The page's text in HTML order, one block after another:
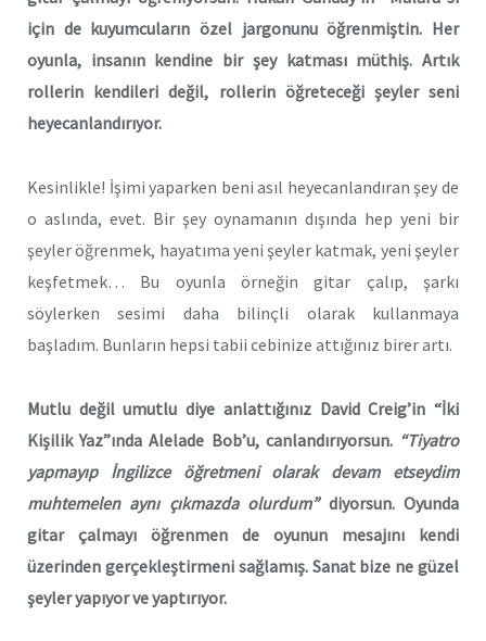
için de kuyumcuların özel jargonunu öğrenmiştin. Her
oyunla, insanın kendine bir şey katması müthiş. Artık
rollerin kendileri değil, rollerin öğreteceği şeyler seni
heyecanlandırıyor.
Kesinlikle! İşimi yaparken beni asıl heyecanlandıran şey de
o aslında, evet. Bir şey oynamanın dışında hep yeni bir
şeyler öğrenmek, hayatıma yeni şeyler katmak, yeni şeyler
keşfetmek… Bu oyunla örneğin gitar çalıp, şarkı
söylerken sesimi daha bilinçli olarak kullanmaya
başladım. Bunların hepsi tabii cebinize attığınız birer artı.
Mutlu değil umutlu diye anlattığınız David Creig’in “İki
Kişilik Yaz”ında Alelade Bob’u, canlandırıyorsun. “Tiyatro
yapmayıp İngilizce öğretmeni olarak devam etseydim
muhtemelen aynı çıkmazda olurdum”diyorsun. Oyunda
gitar çalmayı öğrenmen de oyunun mesajını kendi
üzerinden gerçekleştirmeni sağlamış. Sanat bize ne güzel
şeyler yapıyor ve yaptırıyor.